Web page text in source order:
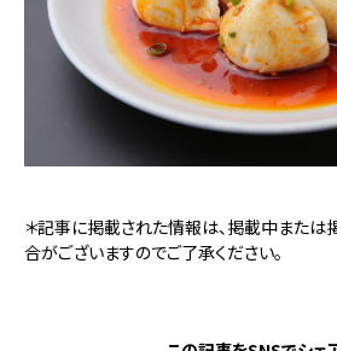
＊記事に掲載された情報は、掲載中または
合がございますのでご了承ください。